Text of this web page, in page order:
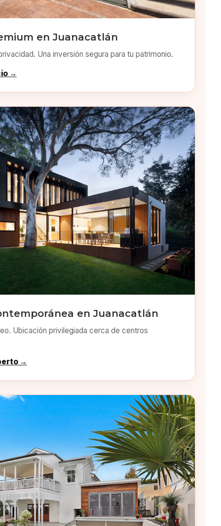
en Juanacatlán
Una inversión segura para tu patrimonio.
→
en Juanacatlán
Ubicación privilegiada cerca de centros
→